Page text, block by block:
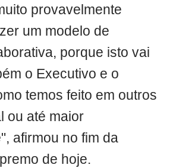
provavelmente
um modelo de
porque isto vai
o Executivo e o
temos feito em outros
ou até maior
afirmou no fim da
de hoje.